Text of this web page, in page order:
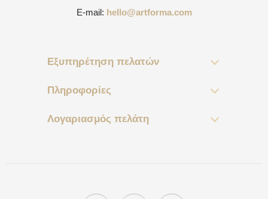
E-mail: hello@artforma.com
Εξυπηρέτηση πελατών
Πληροφορίες
Λογαριασμός πελάτη